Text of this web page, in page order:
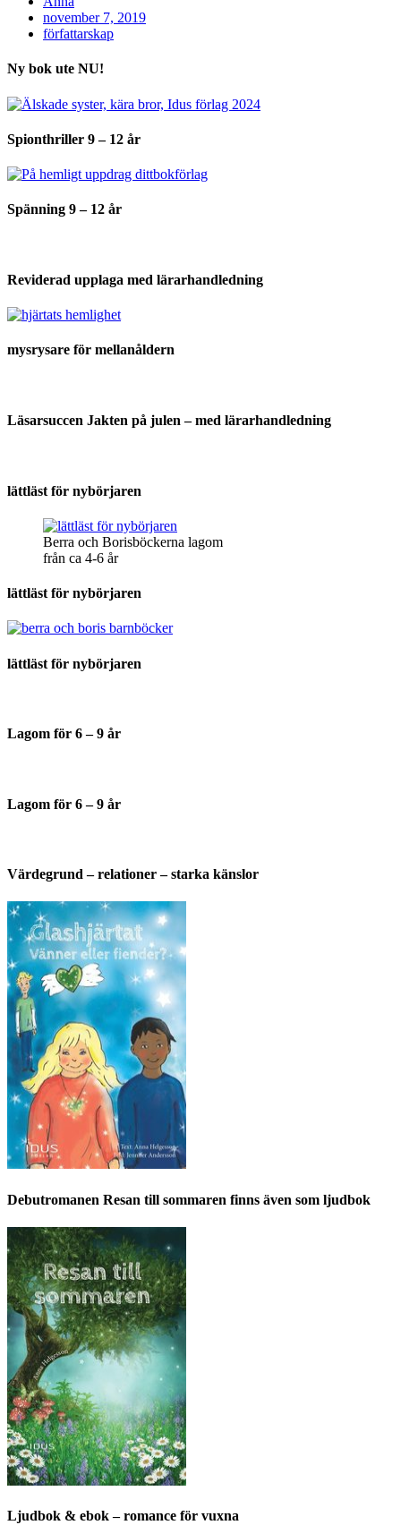
Posted
on
november 7, 2019
författarskap
Ny bok ute NU!
Spionthriller 9 – 12 år
Spänning 9 – 12 år
Reviderad upplaga med lärarhandledning
mysrysare för mellanåldern
Läsarsuccen Jakten på julen – med lärarhandledning
lättläst för nybörjaren
Berra och Borisböckerna lagom
från ca 4-6 år
lättläst för nybörjaren
lättläst för nybörjaren
Lagom för 6 – 9 år
Lagom för 6 – 9 år
Värdegrund – relationer – starka känslor
Debutromanen Resan till sommaren finns även som ljudbok
Ljudbok & ebok – romance för vuxna